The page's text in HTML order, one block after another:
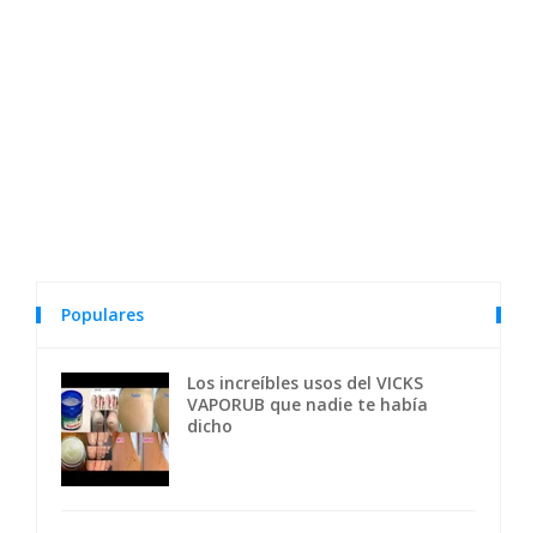
Populares
Los increíbles usos del VICKS
VAPORUB que nadie te había
dicho